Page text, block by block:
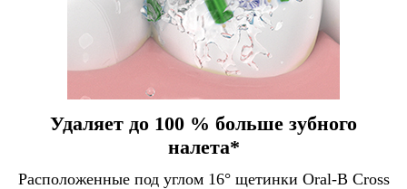
Удаляет до 100 % больше зубного
налета*
Расположенные под углом 16° щетинки Oral-B Cross